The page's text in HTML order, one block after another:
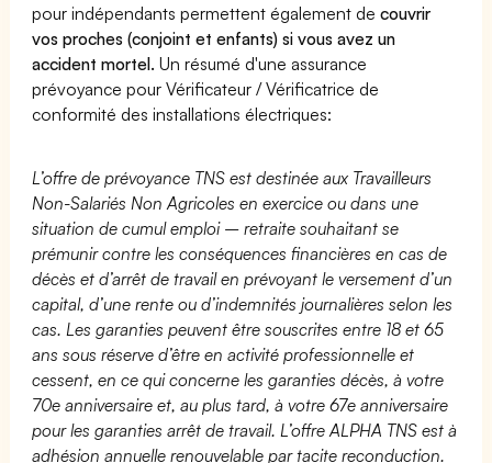
pour indépendants permettent également decouvrir
vos proches (conjoint et enfants) si vous avez un
accident mortel. Un résumé d'une assurance
prévoyance pour Vérificateur / Vérificatrice de
conformité des installations électriques:
L’offre de prévoyance TNS est destinée aux Travailleurs
Non-Salariés Non Agricoles en exercice ou dans une
situation de cumul emploi – retraite souhaitant se
prémunir contre les conséquences financières en cas de
décès et d’arrêt de travail en prévoyant le versement d’un
capital, d’une rente ou d’indemnités journalières selon les
cas. Les garanties peuvent être souscrites entre 18 et 65
ans sous réserve d’être en activité professionnelle et
cessent, en ce qui concerne les garanties décès, à votre
70e anniversaire et, au plus tard, à votre 67e anniversaire
pour les garanties arrêt de travail. L’offre ALPHA TNS est à
adhésion annuelle renouvelable par tacite reconduction.